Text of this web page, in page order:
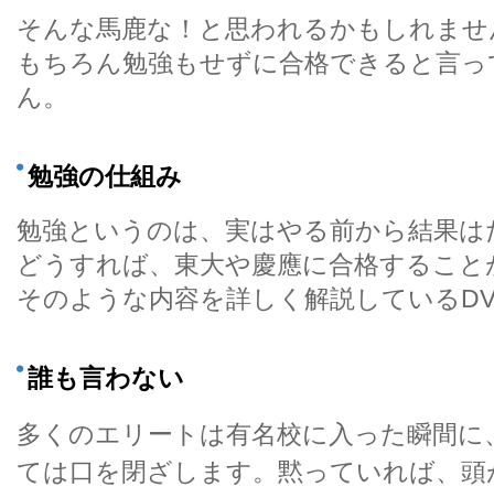
そんな馬鹿な！と思われるかもしれま
もちろん勉強もせずに合格できると言
ん。
勉強の仕組み
勉強というのは、実はやる前から結果
どうすれば、東大や慶應に合格するこ
そのような内容を詳しく解説している
誰も言わない
多くのエリートは有名校に入った瞬間
ては口を閉ざします。黙っていれば、